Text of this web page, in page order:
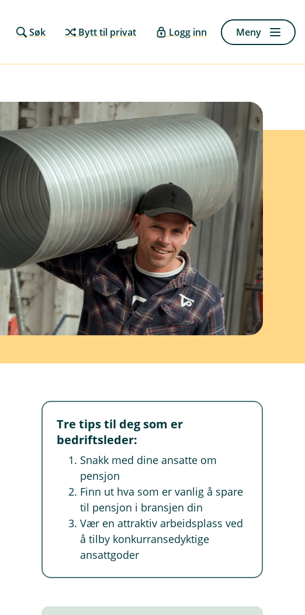
Søk Bytt til privat Logg inn Meny
Tre tips til deg som er
bedriftsleder:
Snakk med dine ansatte om
pensjon
Finn ut hva som er vanlig å spare
til pensjon i bransjen din
Vær en attraktiv arbeidsplass ved
å tilby konkurransedyktige
ansattgoder